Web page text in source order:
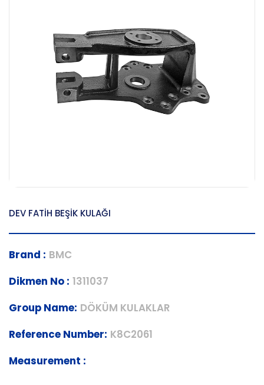
DEV FATİH BEŞİK KULAĞI
Brand : BMC
Dikmen No : 1311037
Group Name: DÖKÜM KULAKLAR
Reference Number: K8C2061
Measurement :